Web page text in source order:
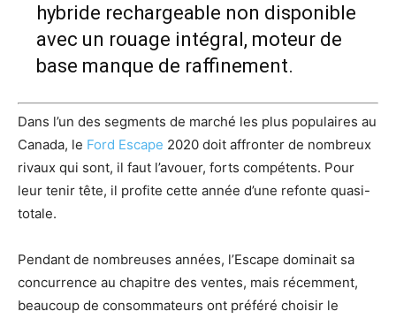
hybride rechargeable non disponible
avec un rouage intégral, moteur de
base manque de raffinement.
Dans l’un des segments de marché les plus populaires au
Canada, le Ford Escape 2020 doit affronter de nombreux
rivaux qui sont, il faut l’avouer, forts compétents. Pour
leur tenir tête, il profite cette année d’une refonte quasi-
totale.
Pendant de nombreuses années, l’Escape dominait sa
concurrence au chapitre des ventes, mais récemment,
beaucoup de consommateurs ont préféré choisir le